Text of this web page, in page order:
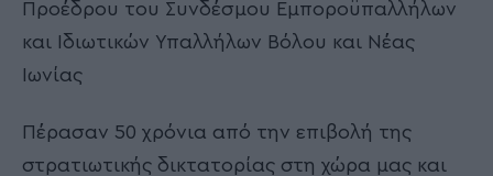
Προέδρου του Συνδέσμου Εμποροϋπαλλήλων
και Ιδιωτικών Υπαλλήλων Βόλου και Νέας
Ιωνίας
Πέρασαν 50 χρόνια από την επιβολή της
στρατιωτικής δικτατορίας στη χώρα μας και